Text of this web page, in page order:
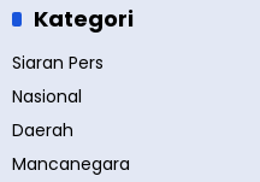
Kategori
Siaran Pers
Nasional
Daerah
Mancanegara